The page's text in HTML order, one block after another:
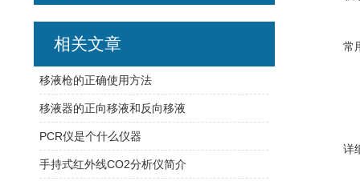
常
详
相关文章
移液枪的正确使用方法
移液器的正向移液和反向移液
PCR仪是个什么仪器
手持式红外线CO2分析仪简介